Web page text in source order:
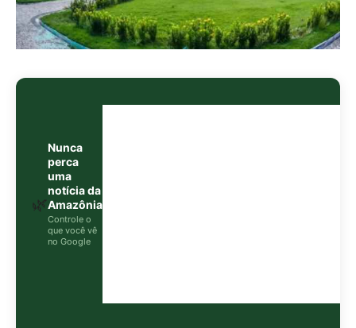
🌿
Nunca
perca
uma
notícia da
Amazônia
Controle o
que você vê
no Google